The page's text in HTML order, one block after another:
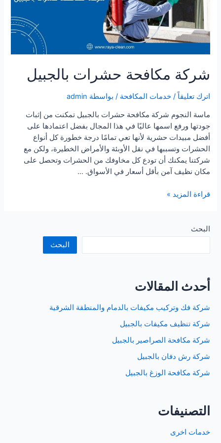
شركة مكافحة حشرات بالجبيل
اترك تعليقاً /خدمات المكافحة / بواسطة admin
ماسة النجوم شركة مكافحة حشرات بالجبيل تمكنت من إثبات
جودتها ورفع اسمها عاليًا في هذا المجال بفضل اعتمادها على
أفضل مبيدات حشرية لأنها تعي تمامًا درجة خطورة كل أنواع
الحشرات وتسببها في نقل الأوبئة والأمراض الخطيرة، ولكن مع
شركتنا يمكنك أن تودع كل مخاوفك من الحشرات وتحصل على
مكان نظيف آمن بأقل أسعار في الأسواق. …
شركة
بالجبيل
قراءة المزيد »
البحث
البحث
أحدث المقالات
شركة فك وتركيب مكيفات بالدمام والمنطقة الشرقية
شركة تنظيف مكيفات بالجبيل
شركة مكافحة الصراصير بالجبيل
شركة رش دفان بالجبيل
شركة مكافحة الوزغ بالجبيل
التصنيفات
خدمات اخرى